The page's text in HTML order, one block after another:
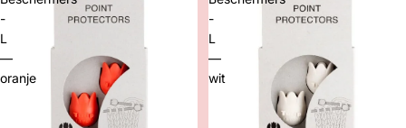
-
L
—
oranje
-
L
—
wit